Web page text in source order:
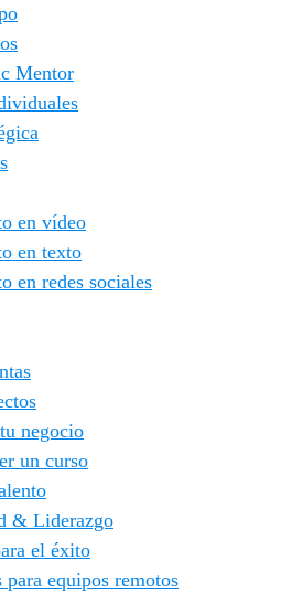
Mentor
en vídeo
en texto
en redes sociales
negocio
un curso
& Liderazgo
el éxito
para equipos remotos